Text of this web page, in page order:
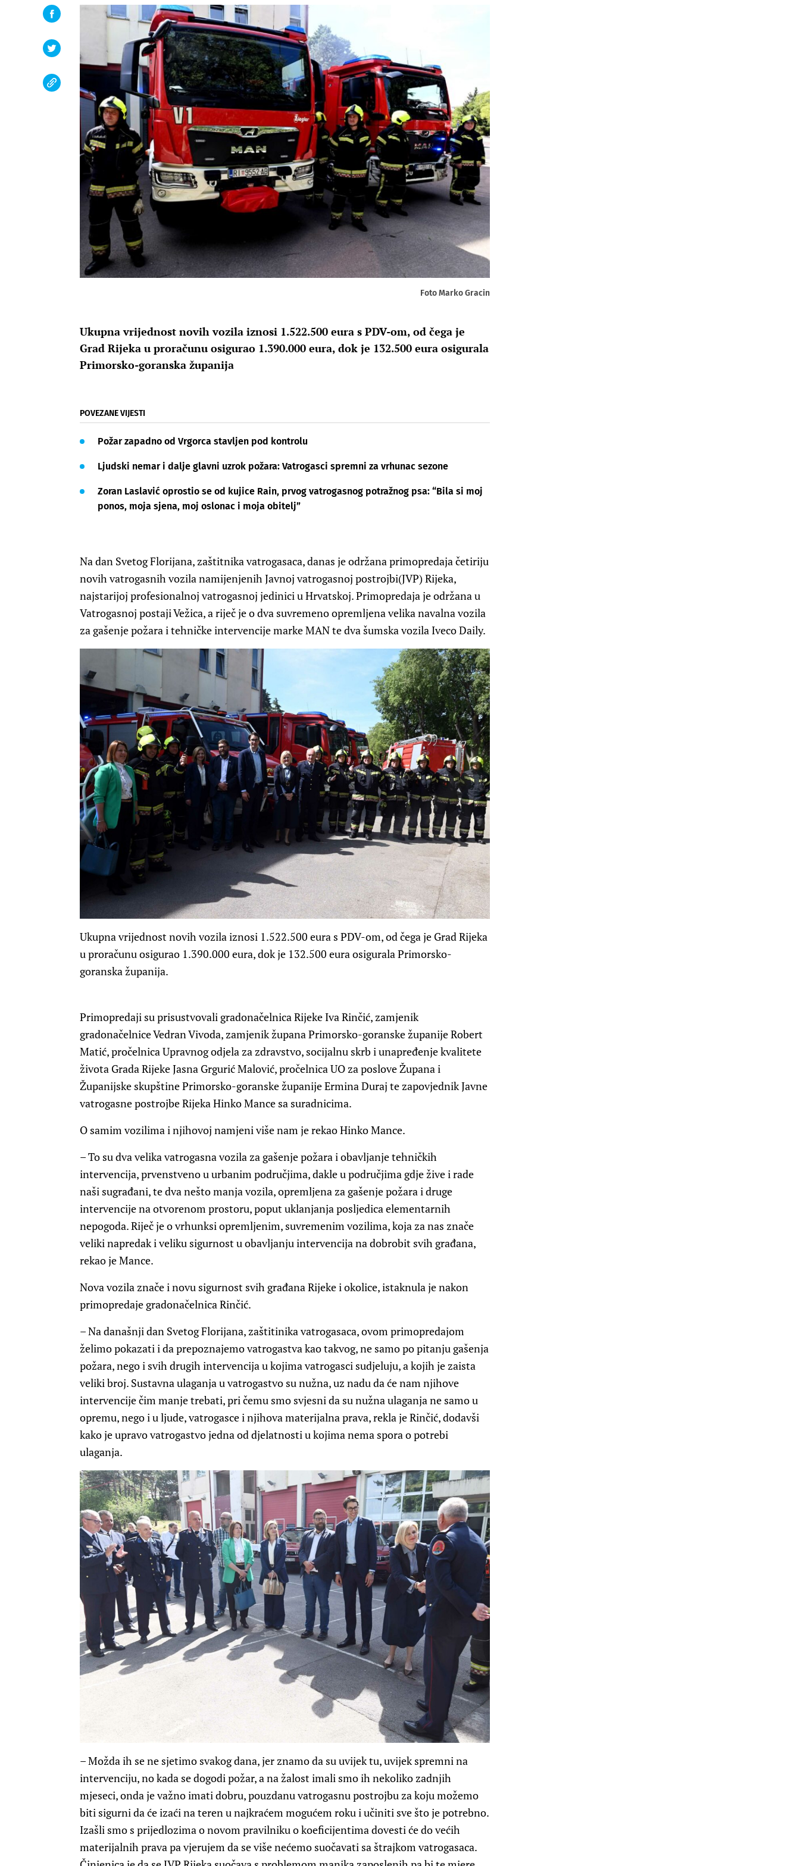
Foto Marko Gracin
Ukupna vrijednost novih vozila iznosi 1.522.500 eura s PDV-om, od čega je
Grad Rijeka u proračunu osigurao 1.390.000 eura, dok je 132.500 eura osigurala
Primorsko-goranska županija
POVEZANE VIJESTI
Požar zapadno od Vrgorca stavljen pod kontrolu
Ljudski nemar i dalje glavni uzrok požara: Vatrogasci spremni za vrhunac sezone
Zoran Laslavić oprostio se od kujice Rain, prvog vatrogasnog potražnog psa: “Bila si moj
ponos, moja sjena, moj oslonac i moja obitelj”
Na dan Svetog Florijana, zaštitnika vatrogasaca, danas je održana primopredaja četiriju
novih vatrogasnih vozila namijenjenih Javnoj vatrogasnoj postrojbi(JVP) Rijeka,
najstarijoj profesionalnoj vatrogasnoj jedinici u Hrvatskoj. Primopredaja je održana u
Vatrogasnoj postaji Vežica, a riječ je o dva suvremeno opremljena velika navalna vozila
za gašenje požara i tehničke intervencije marke MAN te dva šumska vozila Iveco Daily.
Ukupna vrijednost novih vozila iznosi 1.522.500 eura s PDV-om, od čega je Grad Rijeka
u proračunu osigurao 1.390.000 eura, dok je 132.500 eura osigurala Primorsko-
goranska županija.
Primopredaji su prisustvovali gradonačelnica Rijeke Iva Rinčić, zamjenik
gradonačelnice Vedran Vivoda, zamjenik župana Primorsko-goranske županije Robert
Matić, pročelnica Upravnog odjela za zdravstvo, socijalnu skrb i unapređenje kvalitete
života Grada Rijeke Jasna Grgurić Malović, pročelnica UO za poslove Župana i
Županijske skupštine Primorsko-goranske županije Ermina Duraj te zapovjednik Javne
vatrogasne postrojbe Rijeka Hinko Mance sa suradnicima.
O samim vozilima i njihovoj namjeni više nam je rekao Hinko Mance.
– To su dva velika vatrogasna vozila za gašenje požara i obavljanje tehničkih
intervencija, prvenstveno u urbanim područjima, dakle u područjima gdje žive i rade
naši sugrađani, te dva nešto manja vozila, opremljena za gašenje požara i druge
intervencije na otvorenom prostoru, poput uklanjanja posljedica elementarnih
nepogoda. Riječ je o vrhunksi opremljenim, suvremenim vozilima, koja za nas znače
veliki napredak i veliku sigurnost u obavljanju intervencija na dobrobit svih građana,
rekao je Mance.
Nova vozila znače i novu sigurnost svih građana Rijeke i okolice, istaknula je nakon
primopredaje gradonačelnica Rinčić.
– Na današnji dan Svetog Florijana, zaštitinika vatrogasaca, ovom primopredajom
želimo pokazati i da prepoznajemo vatrogastva kao takvog, ne samo po pitanju gašenja
požara, nego i svih drugih intervencija u kojima vatrogasci sudjeluju, a kojih je zaista
veliki broj. Sustavna ulaganja u vatrogastvo su nužna, uz nadu da će nam njihove
intervencije čim manje trebati, pri čemu smo svjesni da su nužna ulaganja ne samo u
opremu, nego i u ljude, vatrogasce i njihova materijalna prava, rekla je Rinčić, dodavši
kako je upravo vatrogastvo jedna od djelatnosti u kojima nema spora o potrebi
ulaganja.
– Možda ih se ne sjetimo svakog dana, jer znamo da su uvijek tu, uvijek spremni na
intervenciju, no kada se dogodi požar, a na žalost imali smo ih nekoliko zadnjih
mjeseci, onda je važno imati dobru, pouzdanu vatrogasnu postrojbu za koju možemo
biti sigurni da će izaći na teren u najkraćem mogućem roku i učiniti sve što je potrebno.
Izašli smo s prijedlozima o novom pravilniku o koeficijentima dovesti će do većih
materijalnih prava pa vjerujem da se više nećemo suočavati sa štrajkom vatrogasaca.